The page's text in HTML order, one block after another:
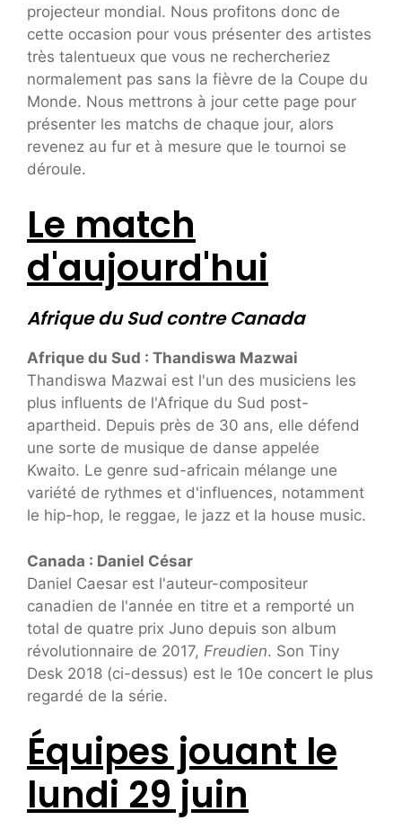
projecteur mondial. Nous profitons donc de
cette occasion pour vous présenter des artistes
très talentueux que vous ne rechercheriez
normalement pas sans la fièvre de la Coupe du
Monde. Nous mettrons à jour cette page pour
présenter les matchs de chaque jour, alors
revenez au fur et à mesure que le tournoi se
déroule.
Le match
d'aujourd'hui
Afrique du Sud contre Canada
Afrique du Sud : Thandiswa Mazwai
Thandiswa Mazwai est l'un des musiciens les
plus influents de l'Afrique du Sud post-
apartheid. Depuis près de 30 ans, elle défend
une sorte de musique de danse appelée
Kwaito. Le genre sud-africain mélange une
variété de rythmes et d'influences, notamment
le hip-hop, le reggae, le jazz et la house music.
Canada : Daniel César
Daniel Caesar est l'auteur-compositeur
canadien de l'année en titre et a remporté un
total de quatre prix Juno depuis son album
révolutionnaire de 2017, Freudien. Son Tiny
Desk 2018 (ci-dessus) est le 10e concert le plus
regardé de la série.
Équipes jouant le
lundi 29 juin